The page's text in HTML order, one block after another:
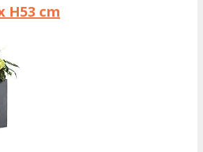
H53 cm